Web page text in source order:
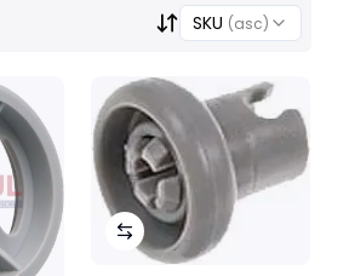
SKU (asc)